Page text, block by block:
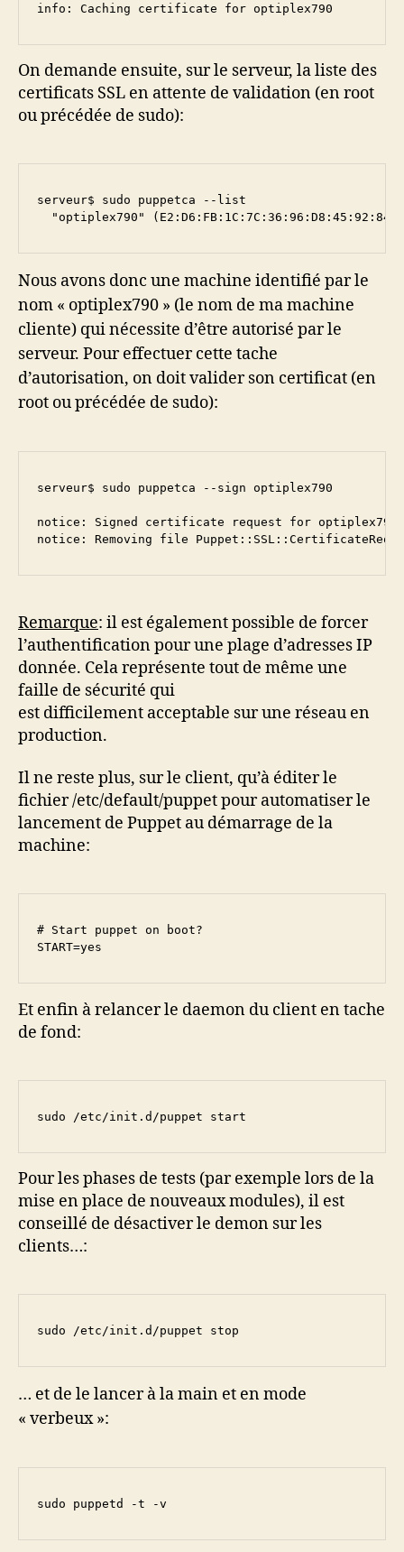
info: Caching certificate for optiplex790
On demande ensuite, sur le serveur, la liste des
certificats SSL en attente de validation (en root
ou précédée de sudo):
serveur$ sudo puppetca --list
"optiplex790"
Nous avons donc une machine identifié par le
nom « optiplex790 » (le nom de ma machine
cliente) qui nécessite d’être autorisé par le
serveur. Pour effectuer cette tache
d’autorisation, on doit valider son certificat (en
root ou précédée de sudo):
serveur$ sudo puppetca --sign optiplex790
notice: Signed certificate request for optiplex790
notice: Removing file
Remarque: il est également possible de forcer
l’authentification pour une plage d’adresses IP
donnée. Cela représente tout de même une
faille de sécurité qui
est difficilement acceptable sur une réseau en
production.
Il ne reste plus, sur le client, qu’à éditer le
fichier /etc/default/puppet pour automatiser le
lancement de Puppet au démarrage de la
machine:
# Start puppet on boot?
START=yes
Et enfin à relancer le daemon du client en tache
de fond:
sudo /etc/init.d/puppet start
Pour les phases de tests (par exemple lors de la
mise en place de nouveaux modules), il est
conseillé de désactiver le demon sur les
clients…:
sudo /etc/init.d/puppet stop
… et de le lancer à la main et en mode
« verbeux »:
sudo puppetd -t -v